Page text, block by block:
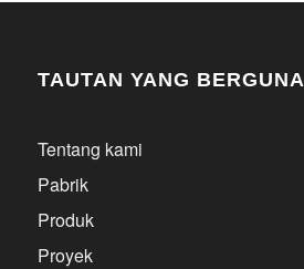
TAUTAN YANG BERGUNA
Tentang kami
Pabrik
Produk
Proyek